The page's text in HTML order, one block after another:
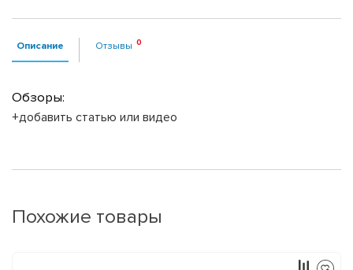
Описание Отзывы
Обзоры:
+добавить статью или видео
Похожие товары